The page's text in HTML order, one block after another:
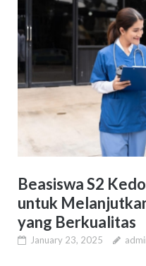
Beasiswa S2
untuk
yang Berkualitas
January 23, 2025